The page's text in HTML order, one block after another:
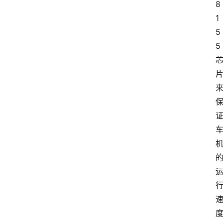
8
1
5
5
芯
片
来
保
证
车
机
的
运
行
速
度